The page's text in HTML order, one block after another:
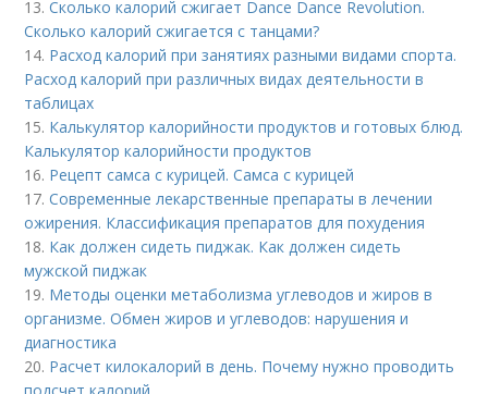
13.Сколько калорий сжигает Dance Dance Revolution.
Сколько калорий сжигается с танцами?
14. Расход калорий при занятиях разными видами спорта.
Расход калорий при различных видах деятельности в
таблицах
15. Калькулятор калорийности продуктов и готовых блюд.
Калькулятор калорийности продуктов
16. Рецепт самса с курицей. Самса с курицей
17.Современные лекарственные препараты в лечении
ожирения. Классификация препаратов для похудения
18. Как должен сидеть пиджак. Как должен сидеть
мужской пиджак
19. Методы оценки метаболизма углеводов и жиров в
организме. Обмен жиров и углеводов: нарушения и
диагностика
20. Расчет килокалорий в день. Почему нужно проводить